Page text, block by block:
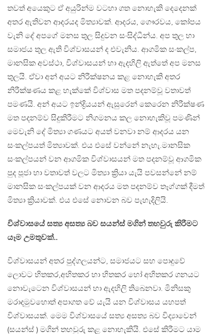
තවත් අයෙකුට ඒ අයුරින්ම වටහා ගත නොහැකි දෙදෙනක්
අතර ඇතිවන ආදරයද මිත්‍යාවක්. ආදරය, ගෞරවය, කෝපය
වැනි දේ අපගේ මනස තුල සිදුවන සංසිද්ධීන්ය. අප තුල හා
සමාජය තුල ඇති විශ්වාසයන් ද එවැනිය. ආගමික සංකල්ප,
මානසික අවස්ථා, විශ්වාසයන් හා ඇදහිලි ඇත්තේ අප මනස
තුලයි. ඒවා අන් අයට නිරීක්ෂනය කළ නොහැකි අතර
නිරීක්ෂණය කළ හැක්කේ විශ්වාස මත පදනම්වූ වතාවත්
පමණයි. අන් අයට ඉන්ද්‍රියයන් ඇසුරෙන් කෙරෙන නිරීක්ෂණ
මත පදනම්ව සිදුකිරීමට නිගමනය කල නොහැකිවූ පමණින්
මෙවැනි දේ මිත්‍යා ගණයට අයත් වනවා නම් ආදරය යන
සංකල්පයත් මිත්‍යාවක්. එය එසේ වන්නේ නැහැ.මානසික
සංකල්පයන් වන ආගමික විශ්වාසයන් මත පදනම්වූ ආගමික
පුද පූජා හා වතාවත් වලට මිත්‍යා ක්‍රියා යැයි පවසන්නේ නම්
මානසික සංකල්පයක් වන ආදරය මත පදනම්ව තෑග්ගක් දීමත්
මිත්‍යා ක්‍රියාවක්. එය එසේ නොවන බව පැහැදිලියි.
විශ්වාසයේ සත්‍ය අසත්‍ය බව සයන්ස් මගින් තහවුරු කිරීමට
යෑම උමතුවක්..
විශ්වාසයන් අතර පුද්ගලයන්ට, සමාජයට සහ පොදුවේ
ලොවට හිතකර,අහිතකර හා හිතකර හෝ අහිතකර ගනයට
නොවැටෙන විශ්වාසයන් හා ඇදහිලි තිබෙනවා. මිනිසකු
මරාදමුවහොත් අපාගත වේ යැයි යන විශ්වාසය යහපත්
විශ්වාසයක්. මෙම විශ්වාසයේ සත්‍ය අසත්‍ය බව විද්‍යාවෙන්
(සයන්ස් ) මගින් තහවුරු කළ නොහැකියි. එසේ කිරීමට යාම